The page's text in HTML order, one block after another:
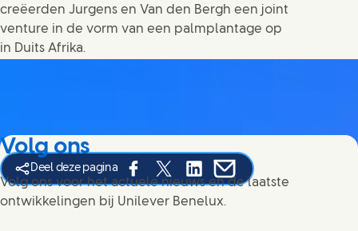
creëerden Jurgens en Van den Bergh een joint
venture in de vorm van een palmplantage op
in Duits Afrika.
Deel deze pagina
Share this page on Facebook
Share this page on X
Share this page on Linked In
Share this page on E-
Volg ons
Volg ons voor het actuele nieuws en de laatste
ontwikkelingen bij Unilever Benelux.